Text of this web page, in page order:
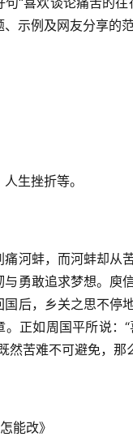
示例及网友分享的
生挫折等。
痛河蚌，而河蚌却从
与勇敢追求梦想。庾
国后，乡关之思不停
。正如周国平所说：
然苦难不可避免，那
能改》